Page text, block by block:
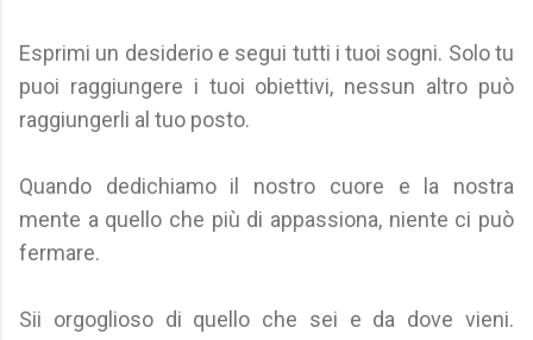
Esprimi un desiderio e segui tutti i tuoi sogni. Solo tu
puoi raggiungere i tuoi obiettivi, nessun altro può
raggiungerli al tuo posto.
Quando dedichiamo il nostro cuore e la nostra
mente a quello che più di appassiona, niente ci può
fermare.
Sii orgoglioso di quello che sei e da dove vieni.